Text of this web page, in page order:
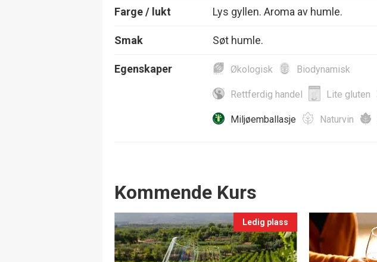
Farge / lukt Lys gyllen. Aroma av humle.
Smak Søt humle.
Egenskaper Økologisk Biodynamisk
Rettferdig handel Lite gluten
Miljøemballasje Naturvin
Events
Kommende Kurs
Ledig plass